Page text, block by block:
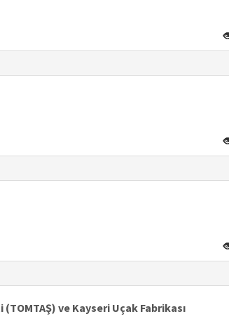
ve Kayseri Uçak Fabrikası